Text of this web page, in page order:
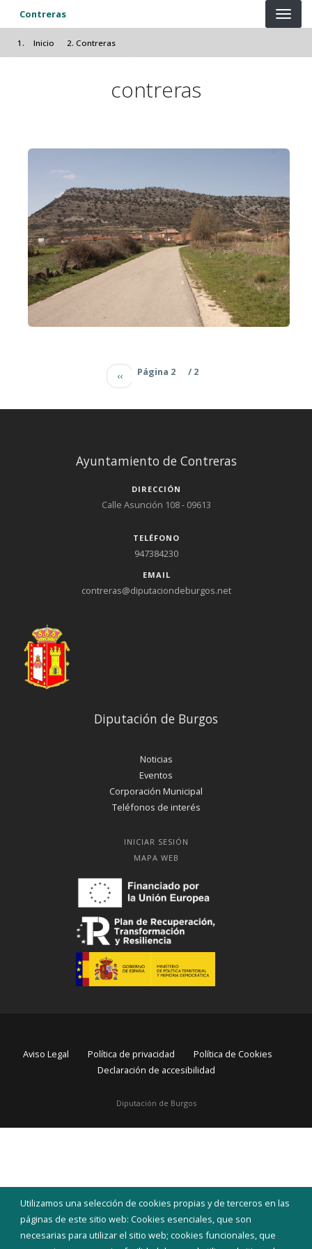
Pasar al contenido principal
Contreras
Inicio Contreras
contreras
Paginación
‹‹ Página 2 / 2
Utilizamos una selección de cookies propias y de terceros en las
páginas de este sitio web: Cookies esenciales, que son
necesarias para utilizar el sitio web; cookies funcionales, que
Ayuntamiento de Contreras
DIRECCIÓN
Calle Asunción 108 - 09613
TELÉFONO
947384230
EMAIL
contreras@diputaciondeburgos.net
Diputación de Burgos
Noticias
Eventos
Corporación Municipal
Teléfonos de interés
INICIAR SESIÓN
MAPA WEB
Diputación de Burgos
Aviso Legal Política de privacidad
Política de Cookies
Declaración de accesibilidad